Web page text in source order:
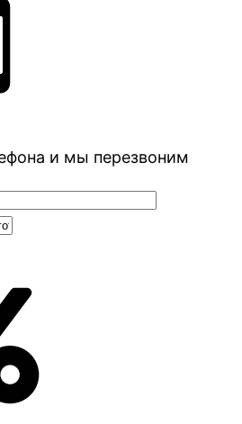
и мы перезвоним